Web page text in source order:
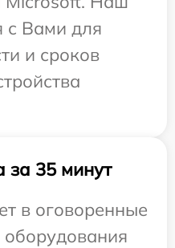
с Вами для
и сроков
за 35 минут
в оговоренные